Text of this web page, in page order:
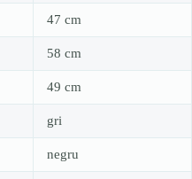
47 cm
58 cm
49 cm
gri
negru